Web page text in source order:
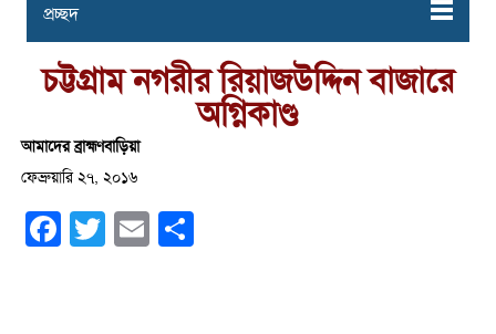
প্রচ্ছদ
চট্টগ্রাম নগরীর রিয়াজউদ্দিন বাজারে
অগ্নিকাণ্ড
আমাদের ব্রাহ্মণবাড়িয়া
ফেব্রুয়ারি ২৭, ২০১৬
Facebook
Twitter Email